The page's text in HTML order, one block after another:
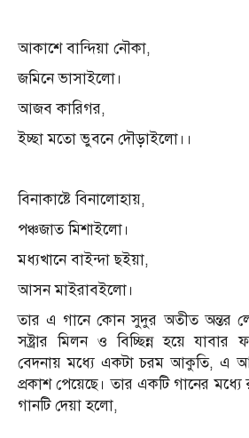
আকাশে বান্দিয়া নৌকা,
জমিনে ভাসাইলো।
আজব কারিগর,
ইচ্ছা মতো ভুবনে দৌড়াইলো।।
বিনাকাষ্টে বিনালোহায়,
পঞ্চজাত মিশাইলো।
মধ্যখানে বাইন্দা ছইয়া,
আসন মাইরাবইলো।
তার এ গানে কোন সুদুর অতীত অন্তর
সষ্ট্রার মিলন ও বিচ্ছিন্ন হয়ে
বেদনায় মধ্যে একটা চরম আকুতি, এ
প্রকাশ পেয়েছে। তার একটি গানের মধ্যে
গানটি দেয়া হলো,